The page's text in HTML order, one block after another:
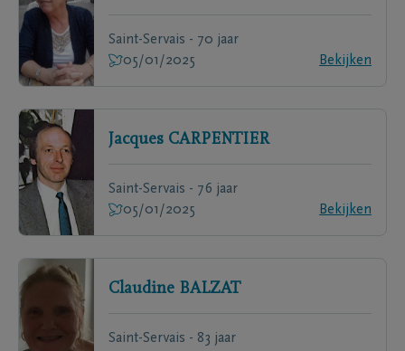
Saint-Servais - 70 jaar
05/01/2025
Bekijken
Jacques CARPENTIER
Saint-Servais - 76 jaar
05/01/2025
Bekijken
Claudine BALZAT
Saint-Servais - 83 jaar